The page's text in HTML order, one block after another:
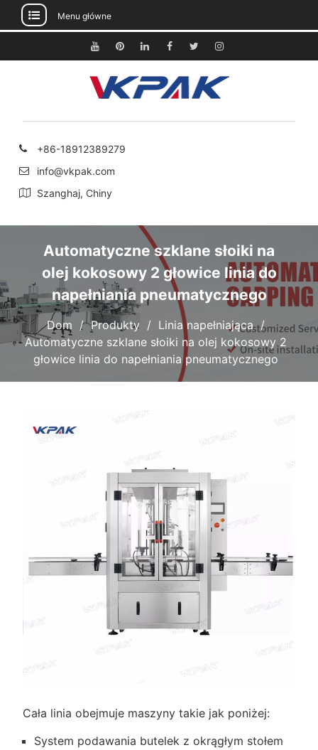
do
Menu główne
YoutubePinterestLinkedinFacebook
ŚwiergotInstagram
+86-18912389279
info@vkpak.com
Szanghaj, Chiny
Automatyczne szklane słoiki na
olej kokosowy 2 głowice linia do
napełniania pneumatycznego
Dom Produkty
Linia napełniająca
Automatyczne szklane słoiki na olej kokosowy 2
głowice linia do napełniania pneumatycznego
Cała linia obejmuje maszyny takie jak poniżej:
System podawania butelek z okrągłym stołem